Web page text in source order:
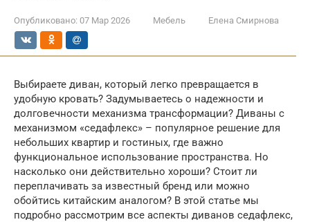
Опубликовано: 07 Мар 2026 Мебель Елена Смирнова
Выбираете диван, который легко превращается в
удобную кровать? Задумываетесь о надежности и
долговечности механизма трансформации? Диваны с
механизмом «седафлекс» – популярное решение для
небольших квартир и гостиных, где важно
функциональное использование пространства. Но
насколько они действительно хороши? Стоит ли
переплачивать за известный бренд или можно
обойтись китайским аналогом? В этой статье мы
подробно рассмотрим все аспекты диванов седафлекс,